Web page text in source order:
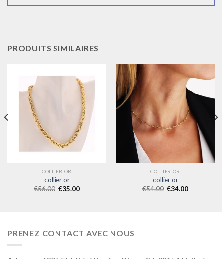
PRODUITS SIMILAIRES
COLLIER OR
collier or
€56.00 €35.00
COLLIER OR
collier or
€54.00 €34.00
PRENEZ CONTACT AVEC NOUS